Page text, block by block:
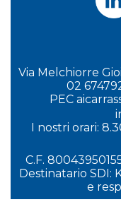
Via Melchiorre
02
PEC
I nostri orari:
C.F.
Destinatario SDI:
e